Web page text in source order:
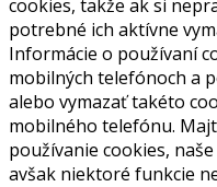
cookies, takže ak si
potrebné ich aktívne
Informácie o používaní
mobilných telefónoch a
alebo vymazať takéto
mobilného telefónu.
používanie cookies,
avšak niektoré funkcie